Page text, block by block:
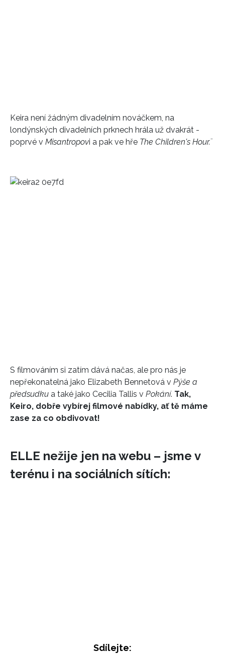
REDAKCE
Keira není žádným divadelním nováčkem, na
londýnských divadelních prknech hrála už dvakrát -
poprvé v Misantropovi a pak ve hře The Children's Hour.¨
S filmováním si zatím dává načas, ale pro nás je
nepřekonatelná jako Elizabeth Bennetová v Pýše a
předsudku a také jako Cecilia Tallis v Pokání. Tak,
Keiro, dobře vybírej filmové nabídky, ať tě máme
zase za co obdivovat!
ELLE nežije jen na webu – jsme v
terénu i na sociálních sítích:
Sdílejte: